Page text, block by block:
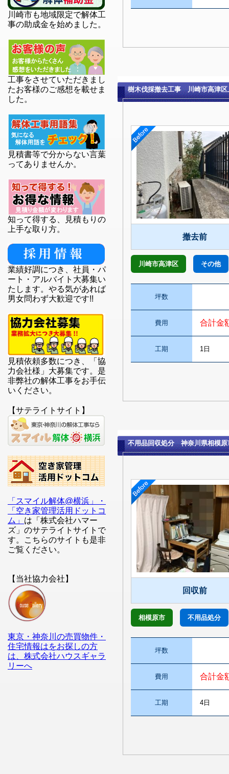
樹木伐採撤去工事 川崎市高津区
撤去前
川崎市高津区 その他
坪数
費用 合計金
工期 1日
不用品回収処分 神奈川県相模原
回収前
相模原市 不用品処分
坪数
費用 合計金
工期 4日
川崎市も地域限定で解体工
事の助成金を始めました。
工事をさせていただきまし
たお客様のご感想を載せま
した。
見積書等で分からない言葉
ってありませんか。
知って得する、見積もりの
上手な取り方。
業績好調につき、社員・パ
ート・アルバイト大募集い
たします。やる気があれば
男女問わず大歓迎です!!
見積依頼多数につき、「協
力会社様」大募集です。是
非弊社の解体工事をお手伝
いください。
【サテライトサイト】
「スマイル解体@横浜」・
「空き家管理活用ドットコ
ム」 は「株式会社ハマー
ズ」のサテライトサイトで
す。こちらのサイトも是非
ご覧ください。
【当社協力会社】
東京・神奈川の売買物件・
住宅情報はをお探しの方
は、株式会社ハウスギャラ
リーへ